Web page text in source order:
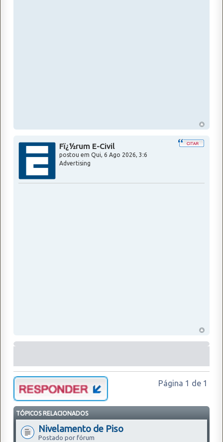
Fï¿½rum E-Civil
postou em Qui, 6 Ago 2026, 3:6
Advertising
Página 1 de 1
TÓPICOS RELACIONADOS
Nivelamento de Piso
Postado por fórum